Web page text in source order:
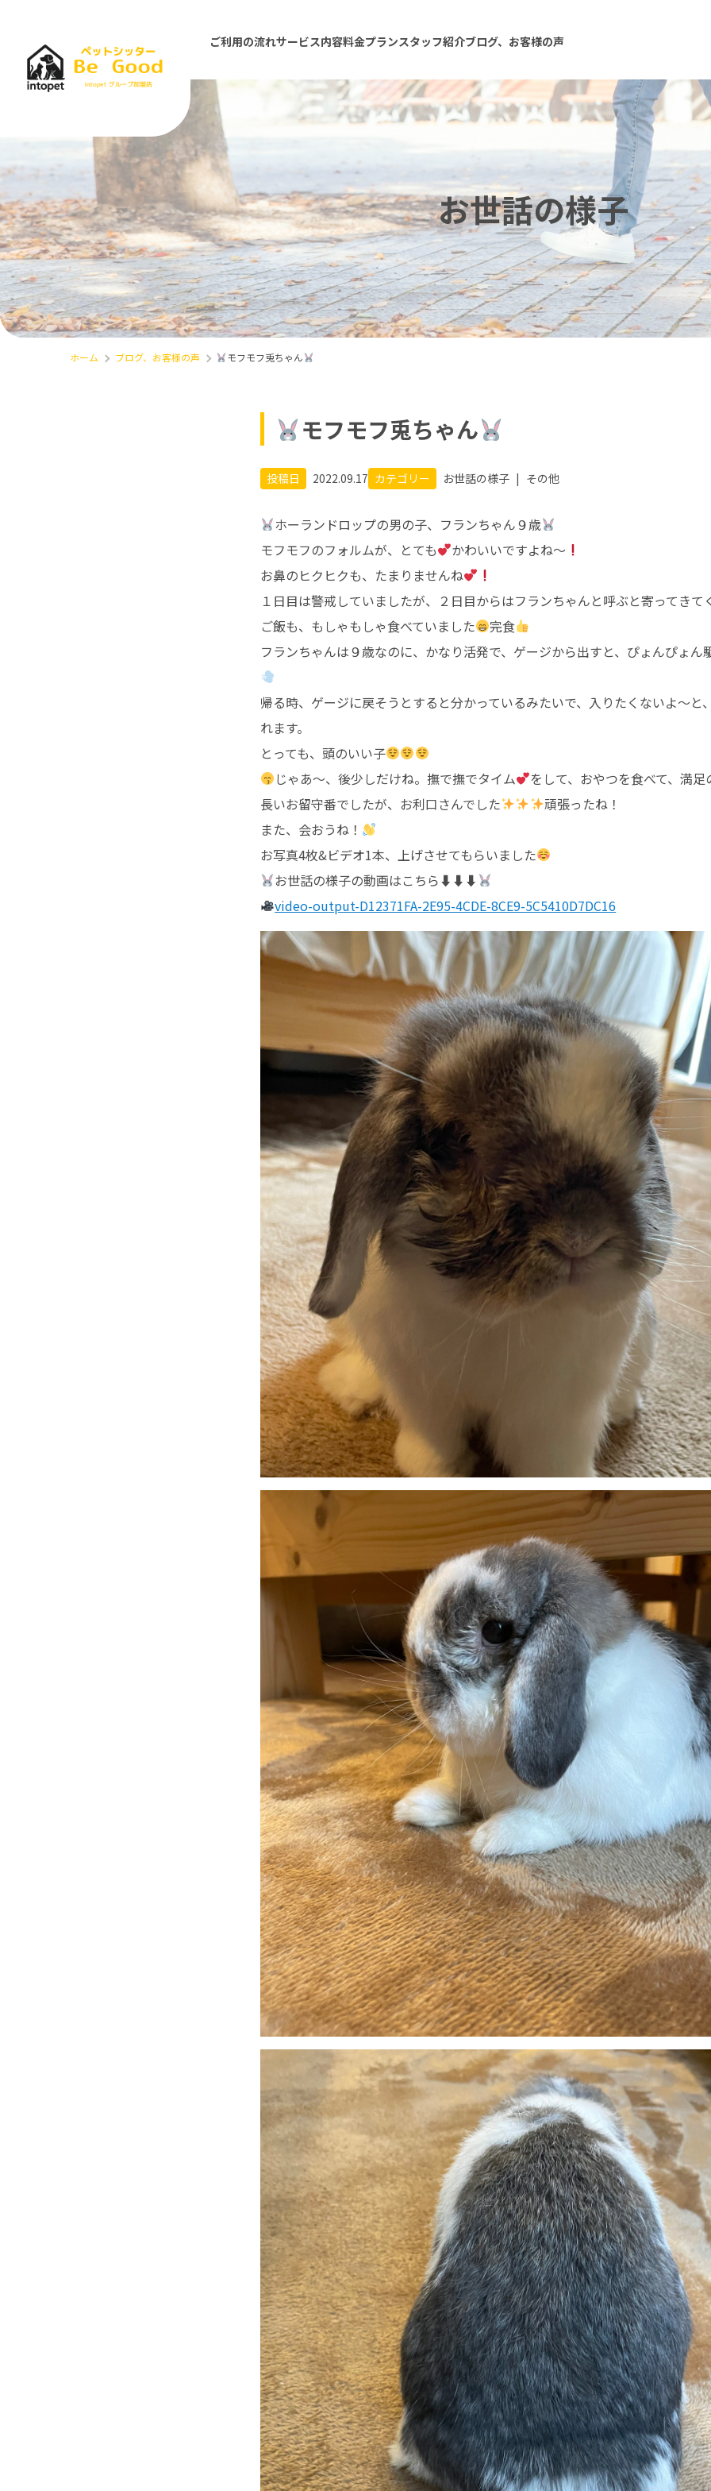
ご利用の流れサービス内容料金プランスタッフ紹介ブログ、お客様の声
お世話の様子
ホーム ブログ、お客様の声 モフモフ兎ちゃん
モフモフ兎ちゃん
投稿日 2022.09.17 カテゴリー お世話の様子 | その他
ホーランドロップの男の子、フランちゃん９歳
モフモフのフォルムが、とても
かわいいですよね〜
お鼻のヒクヒクも、たまりませんね
１日目は警戒していましたが、２日目からはフランちゃんと呼ぶと寄ってきて
ご飯も、もしゃもしゃ食べていました
完食
フランちゃんは９歳なのに、かなり活発で、ゲージから出すと、ぴょんぴょん
帰る時、ゲージに戻そうとすると分かっているみたいで、入りたくないよ〜と
れます。
とっても、頭のいい子
じゃあ〜、後少しだけね。撫で撫でタイム
をして、おやつを食べて、満足
長いお留守番でしたが、お利口さんでした
頑張ったね！
また、会おうね！
お写真4枚&ビデオ1本、上げさせてもらいました
お世話の様子の動画はこちら⬇︎⬇︎⬇︎
video-output-D12371FA-2E95-4CDE-8CE9-5C5410D7DC16